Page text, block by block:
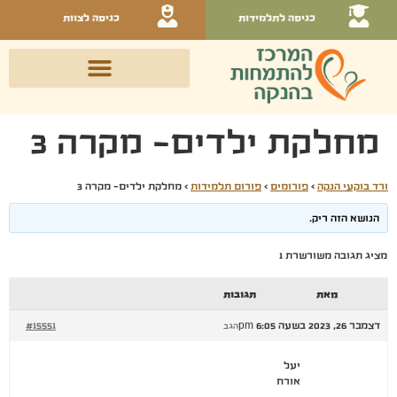
כניסה לתלמידות כניסה לצוות
מחלקת ילדים- מקרה 3
ורד בוקעי הנקה › פורומים › פורום תלמידות › מחלקת ילדים- מקרה 3
הנושא הזה ריק.
מציג תגובה משורשרת 1
מאת תגובות
דצמבר 26, 2023 בשעה 6:05 pm #15551 הגב
יעל
אורח